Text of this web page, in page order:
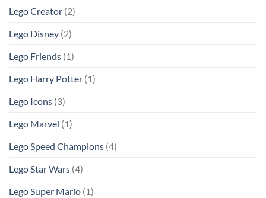
Lego Creator (2)
Lego Disney (2)
Lego Friends (1)
Lego Harry Potter (1)
Lego Icons (3)
Lego Marvel (1)
Lego Speed Champions (4)
Lego Star Wars (4)
Lego Super Mario (1)